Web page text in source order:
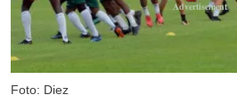
Foto: Diez